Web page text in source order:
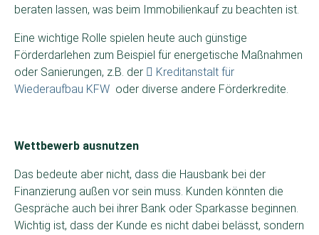
beraten lassen, was beim Immobilienkauf zu beachten ist.
Eine wichtige Rolle spielen heute auch günstige
Förderdarlehen zum Beispiel für energetische Maßnahmen
oder Sanierungen, z.B. der
Kreditanstalt für
Wiederaufbau KFW oder diverse andere Förderkredite.
Wettbewerb ausnutzen
Das bedeute aber nicht, dass die Hausbank bei der
Finanzierung außen vor sein muss. Kunden könnten die
Gespräche auch bei ihrer Bank oder Sparkasse beginnen.
Wichtig ist, dass der Kunde es nicht dabei belässt, sondern